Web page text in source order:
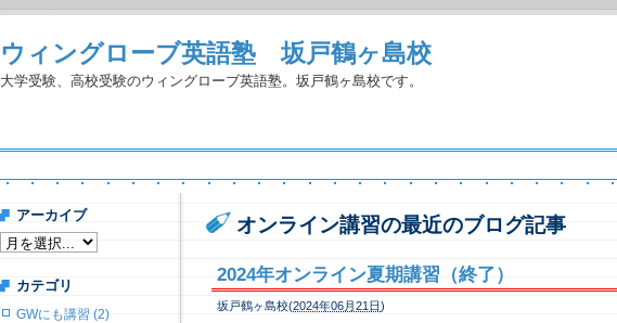
ウィングローブ英語塾 坂戸鶴ヶ島校
大学受験、高校受験のウィングローブ英語塾。坂戸鶴ヶ島校です。
オンライン講習の最近のブログ記事
2024年オンライン夏期講習（終了）
坂戸鶴ヶ島校(2024年06月21日)
アーカイブ
カテゴリ
GWにも講習 (2)